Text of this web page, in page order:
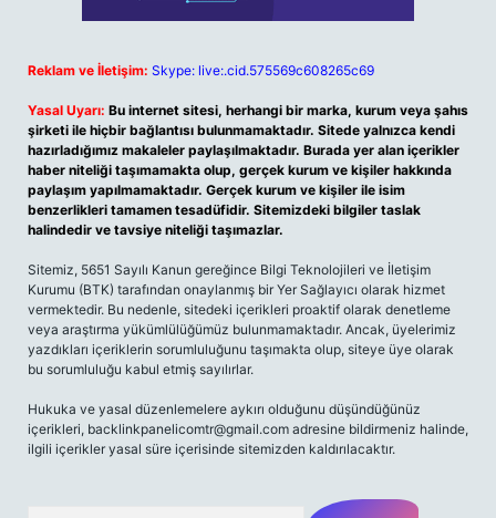
Reklam ve İletişim: Skype: live:.cid.575569c608265c69
Yasal Uyarı: Bu internet sitesi, herhangi bir marka, kurum veya şahıs
şirketi ile hiçbir bağlantısı bulunmamaktadır. Sitede yalnızca kendi
hazırladığımız makaleler paylaşılmaktadır. Burada yer alan içerikler
haber niteliği taşımamakta olup, gerçek kurum ve kişiler hakkında
paylaşım yapılmamaktadır. Gerçek kurum ve kişiler ile isim
benzerlikleri tamamen tesadüfidir. Sitemizdeki bilgiler taslak
halindedir ve tavsiye niteliği taşımazlar.
Sitemiz, 5651 Sayılı Kanun gereğince Bilgi Teknolojileri ve İletişim
Kurumu (BTK) tarafından onaylanmış bir Yer Sağlayıcı olarak hizmet
vermektedir. Bu nedenle, sitedeki içerikleri proaktif olarak denetleme
veya araştırma yükümlülüğümüz bulunmamaktadır. Ancak, üyelerimiz
yazdıkları içeriklerin sorumluluğunu taşımakta olup, siteye üye olarak
bu sorumluluğu kabul etmiş sayılırlar.
Hukuka ve yasal düzenlemelere aykırı olduğunu düşündüğünüz
içerikleri, backlinkpanelicomtr@gmail.com adresine bildirmeniz halinde,
ilgili içerikler yasal süre içerisinde sitemizden kaldırılacaktır.